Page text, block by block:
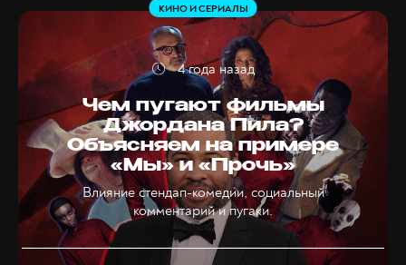
Чем пугают фильмы
Джордана Пила?
Объясняем на примере
«Мы» и «Прочь»
Влияние стендап-комедии, социальный
комментарий и пугаки.
КИНО И СЕРИАЛЫ
4 года назад